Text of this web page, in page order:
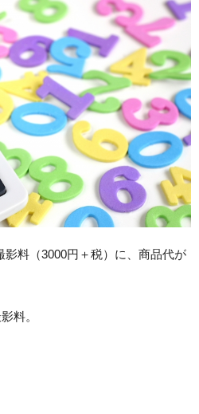
影料（3000円＋税）に、商品代が
料。